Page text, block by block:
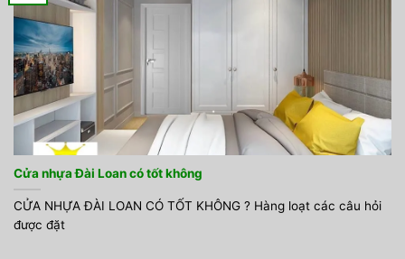
Cửa nhựa Đài Loan có tốt không
CỬA NHỰA ĐÀI LOAN CÓ TỐT KHÔNG ? Hàng loạt các câu hỏi
được đặt